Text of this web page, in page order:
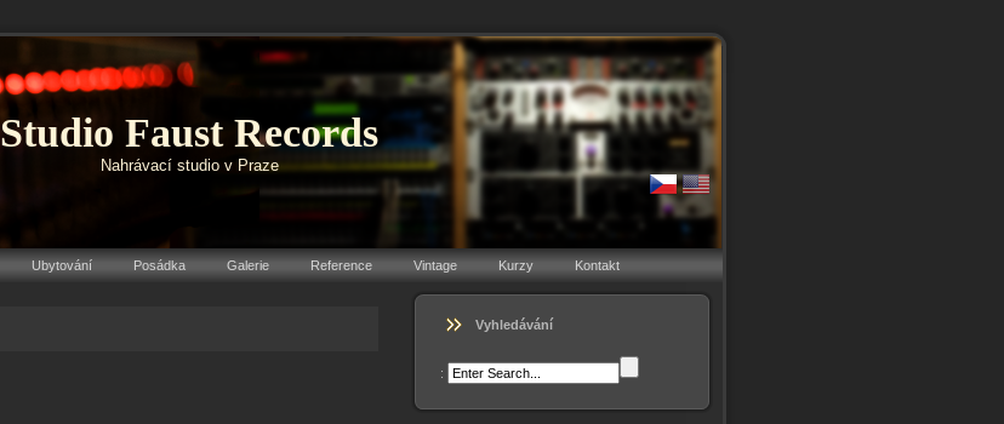
Studio Faust Records
Nahrávací studio v Praze
Ubytování Posádka Galerie Reference Vintage Kurzy Kontakt
Vyhledávání
: